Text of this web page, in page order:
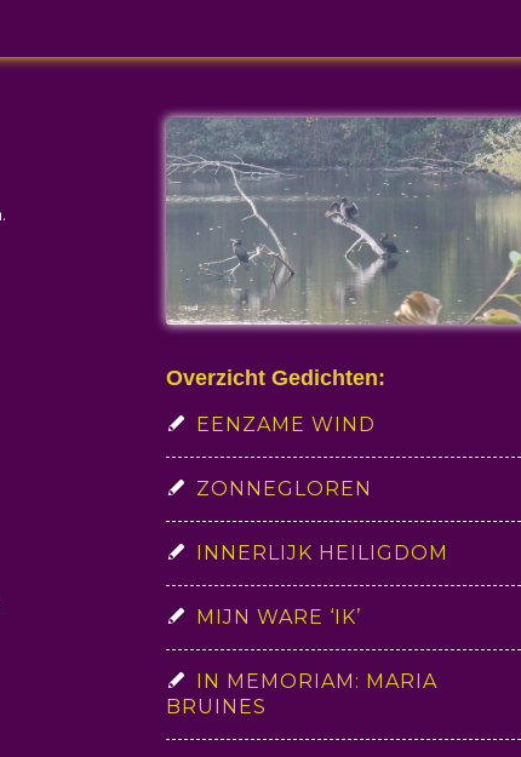
Overzicht Gedichten:
EENZAME WIND
ZONNEGLOREN
INNERLIJK HEILIGDOM
MIJN WARE ‘IK’
IN MEMORIAM: MARIA
BRUINES